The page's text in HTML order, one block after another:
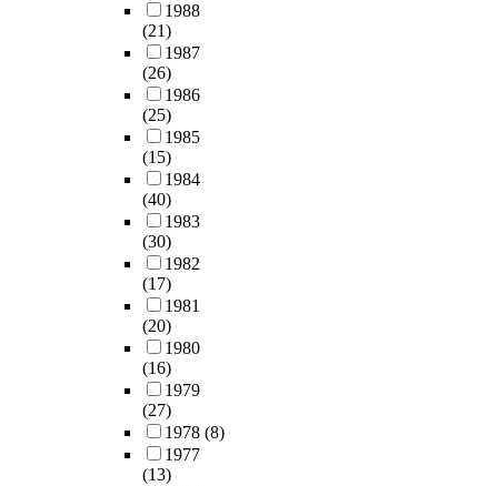
1988
(21)
1987
(26)
1986
(25)
1985
(15)
1984
(40)
1983
(30)
1982
(17)
1981
(20)
1980
(16)
1979
(27)
1978 (8)
1977
(13)